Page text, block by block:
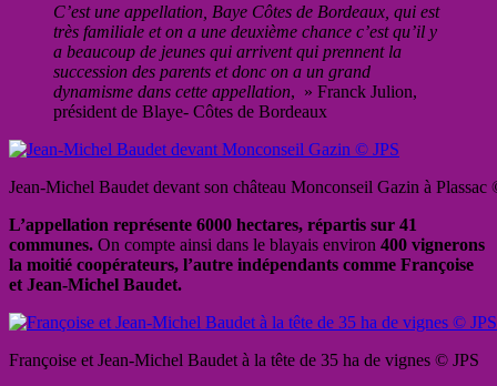
C’est une appellation, Baye Côtes de Bordeaux, qui est
très familiale et on a une deuxième chance c’est qu’il y
a beaucoup de jeunes qui arrivent qui prennent la
succession des parents et donc on a un grand
dynamisme dans cette appellation, » Franck Julion,
président de Blaye- Côtes de Bordeaux
Jean-Michel Baudet devant son château Monconseil Gazin à Plassac
L’appellation représente 6000 hectares, répartis sur 41
communes. On compte ainsi dans le blayais environ 400 vignerons
la moitié coopérateurs, l’autre indépendants comme Françoise
et Jean-Michel Baudet.
Françoise et Jean-Michel Baudet à la tête de 35 ha de vignes © JPS